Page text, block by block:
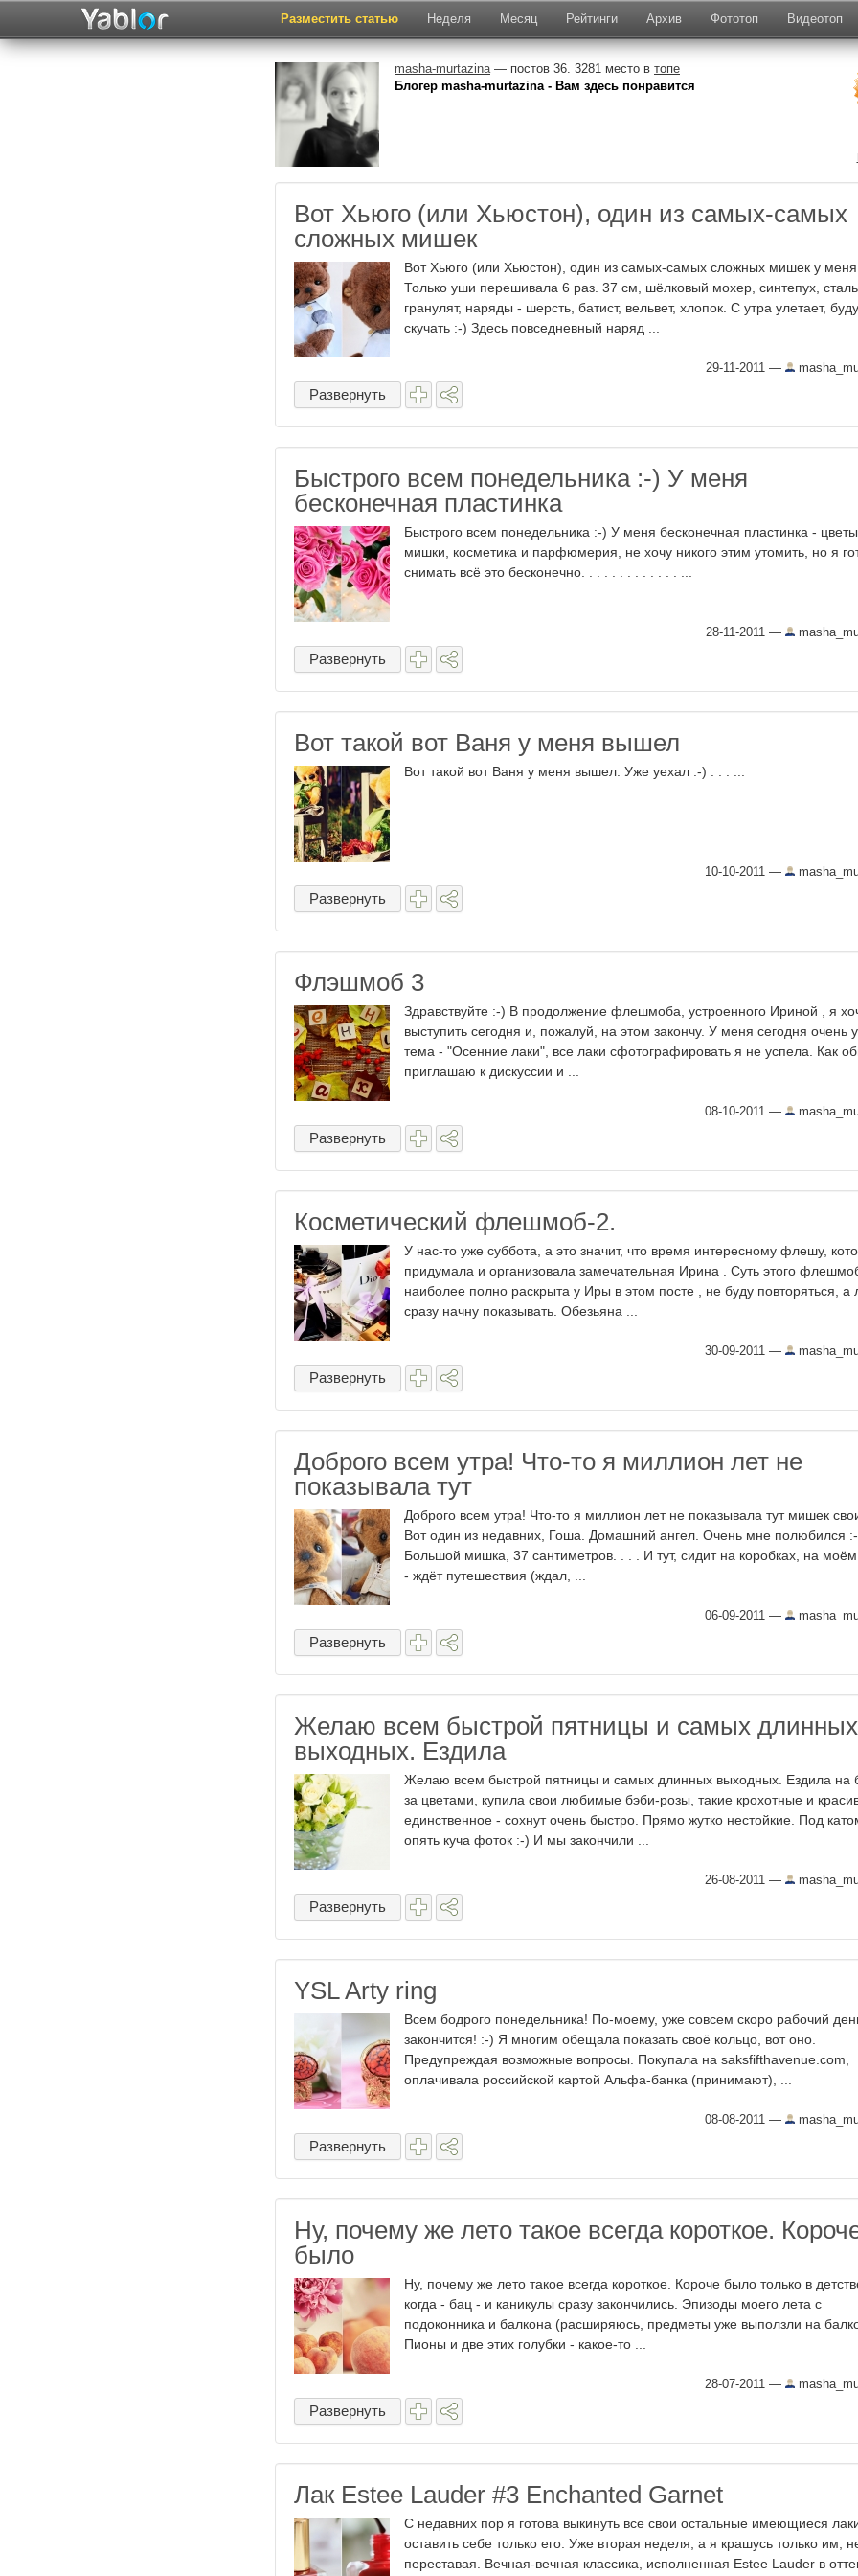
Разместить статью Неделя Месяц Рейтинги Архив Фототоп Видеотоп
masha-murtazina— постов 36. 3281 место в топе
Блогер masha-murtazina - Вам здесь понравится
Вот Хьюго (или Хьюстон), один из самых-самых
сложных мишек
Вот Хьюго (или Хьюстон), один из самых-самых сложных мишек у меня.
Только уши перешивала 6 раз. 37 см, шёлковый мохер, синтепух,
гранулят, наряды - шерсть, батист, вельвет, хлопок. С утра улетает, буду
скучать :-) Здесь повседневный наряд ...
29-11-2011 —
Развернуть
Быстрого всем понедельника :-) У меня
бесконечная пластинка
Быстрого всем понедельника :-) У меня бесконечная пластинка - цветы,
мишки, косметика и парфюмерия, не хочу никого этим утомить, но я
снимать всё это бесконечно. . . . . . . . . . . . . ...
28-11-2011 —
Развернуть
Вот такой вот Ваня у меня вышел
Вот такой вот Ваня у меня вышел. Уже уехал :-) . . . ...
10-10-2011 —
Развернуть
Флэшмоб 3
Здравствуйте :-) В продолжение флешмоба, устроенного Ириной , я
выступить сегодня и, пожалуй, на этом закончу. У меня сегодня очень
тема - "Осенние лаки", все лаки сфотографировать я не успела. Как
приглашаю к дискуссии и ...
08-10-2011 —
Развернуть
Косметический флешмоб-2.
У нас-то уже суббота, а это значит, что время интересному флешу,
придумала и организовала замечательная Ирина . Суть этого
наиболее полно раскрыта у Иры в этом посте , не буду повторяться, а
сразу начну показывать. Обезьяна ...
30-09-2011 —
Развернуть
Доброго всем утра! Что-то я миллион лет не
показывала тут
Доброго всем утра! Что-то я миллион лет не показывала тут мишек
Вот один из недавних, Гоша. Домашний ангел. Очень мне полюбился
Большой мишка, 37 сантиметров. . . . И тут, сидит на коробках, на
- ждёт путешествия (ждал, ...
06-09-2011 —
Развернуть
Желаю всем быстрой пятницы и самых длинных
выходных. Ездила
Желаю всем быстрой пятницы и самых длинных выходных. Ездила на
за цветами, купила свои любимые бэби-розы, такие крохотные и
единственное - сохнут очень быстро. Прямо жутко нестойкие. Под
опять куча фоток :-) И мы закончили ...
26-08-2011 —
Развернуть
YSL Arty ring
Всем бодрого понедельника! По-моему, уже совсем скоро рабочий
закончится! :-) Я многим обещала показать своё кольцо, вот оно.
Предупреждая возможные вопросы. Покупала на saksfifthavenue.com,
оплачивала российской картой Альфа-банка (принимают), ...
08-08-2011 —
Развернуть
Ну, почему же лето такое всегда короткое.
было
Ну, почему же лето такое всегда короткое. Короче было только в
когда - бац - и каникулы сразу закончились. Эпизоды моего лета с
подоконника и балкона (расширяюсь, предметы уже выползли на
Пионы и две этих голубки - какое-то ...
28-07-2011 —
Развернуть
Лак Estee Lauder #3 Enchanted Garnet
С недавних пор я готова выкинуть все свои остальные имеющиеся
оставить себе только его. Уже вторая неделя, а я крашусь только им,
переставая. Вечная-вечная классика, исполненная Estee Lauder в